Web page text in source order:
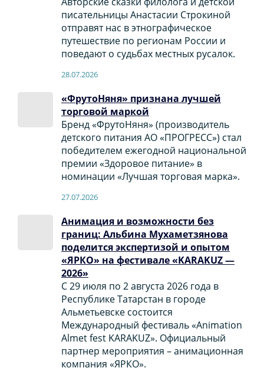
писательницы Анастасии Строкиной
отправят нас в этнографическое
путешествие по регионам России и
поведают о судьбах местных русалок.
28.07.2026
«ФрутоНяня» признана лучшей
торговой маркой
Бренд «ФрутоНяня» (производитель
детского питания АО «ПРОГРЕСС») стал
победителем ежегодной национальной
премии «Здоровое питание» в
номинации «Лучшая торговая марка».
27.07.2026
Анимация и возможности без
границ: Альбина Мухаметзянова
поделится экспертизой и опытом
«ЯРКО» на фестивале «KARAKUZ —
2026»
С 29 июля по 2 августа 2026 года в
Республике Татарстан в городе
Альметьевске состоится
Международный фестиваль «Animation
Almet fest KARAKUZ». Официальный
партнер мероприятия – анимационная
компания «ЯРКО».